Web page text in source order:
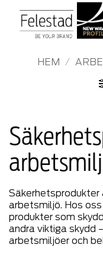
content
HEM /
Säkerhetsprodukter
arbetsmiljö. Hos
produkter som
andra viktiga skydd
arbetsmiljöer och